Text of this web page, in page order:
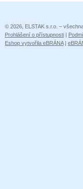
© 2026, ELSTAK s.r.o. –
Prohlášení o přístupnosti |
Eshop vytvořila eBRÁNA|